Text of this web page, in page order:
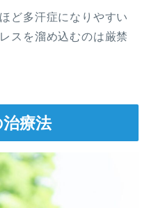
ど多汗症になりやすい
スを溜め込むのは厳禁
療法